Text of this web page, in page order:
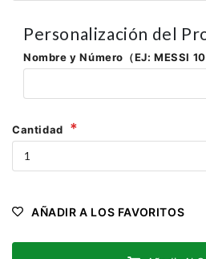
Personalización del
Nombre y Número（EJ: MESSI 10
Cantidad
AÑADIR A LOS FAVORITOS